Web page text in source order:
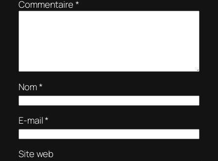
Commentaire*
Nom*
E-mail*
Site web